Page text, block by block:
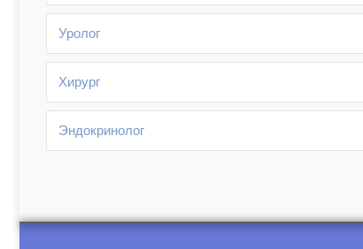
Уролог
Хирург
Эндокринолог